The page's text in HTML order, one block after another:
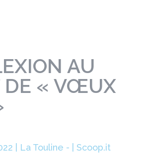
AU
DE « VŒUX
| La Touline - | Scoop.it